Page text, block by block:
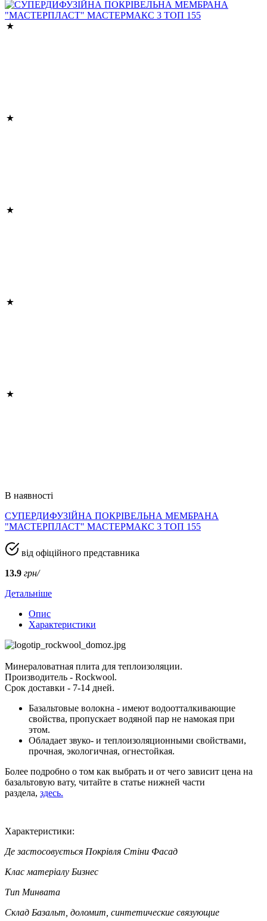
В наявності
СУПЕРДИФУЗІЙНА ПОКРІВЕЛЬНА МЕМБРАНА
"МАСТЕРПЛАСТ" МАСТЕРМАКС 3 ТОП 155
від офіційного представника
13.9 грн/
Детальніше
Опис
Характеристики
Минераловатная плита для теплоизоляции.
Производитель - Rockwool.
Срок доставки - 7-14 дней.
Базальтовые волокна - имеют водоотталкивающие
свойства, пропускает водяной пар не намокая при
этом.
Обладает звуко- и теплоизоляционными свойствами,
прочная, экологичная, огнестойкая.
Более подробно о том как выбрать и от чего зависит цена на
базальтовую вату, читайте в статье нижней части
раздела, здесь.
Характеристики:
Де застосовується Покрівля Стіни Фасад
Клас матеріалу Бизнес
Тип Минвата
Склад Базальт, доломит, синтетические связующие